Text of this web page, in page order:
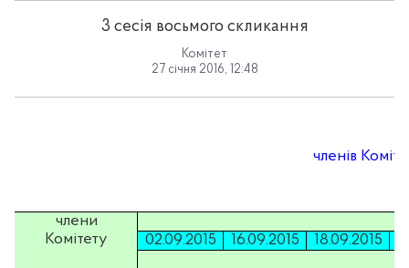
3 сесія восьмого скликання
Комітет
27 січня 2016, 12:48
членів
члени
Комітету
02.09.2015 16.09.2015 18.09.2015